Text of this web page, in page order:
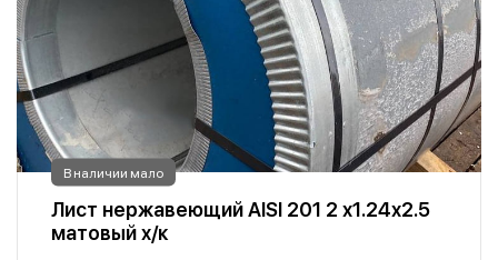
В наличии мало
Лист нержавеющий AISI 201 2 х1.24х2.5
матовый х/к